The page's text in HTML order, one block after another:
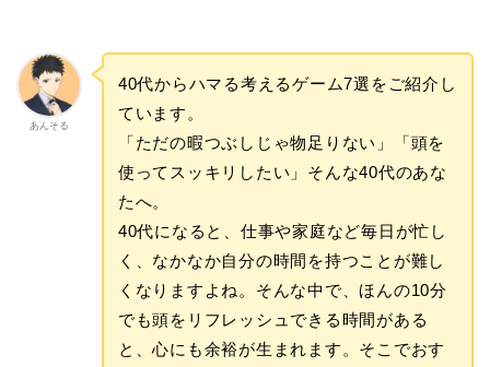
あんそる
40代からハマる考えるゲーム7選をご紹介し
ています。
「ただの暇つぶしじゃ物足りない」「頭を
使ってスッキリしたい」そんな40代のあな
たへ。
40代になると、仕事や家庭など毎日が忙し
く、なかなか自分の時間を持つことが難し
くなりますよね。そんな中で、ほんの10分
でも頭をリフレッシュできる時間がある
と、心にも余裕が生まれます。そこでおす